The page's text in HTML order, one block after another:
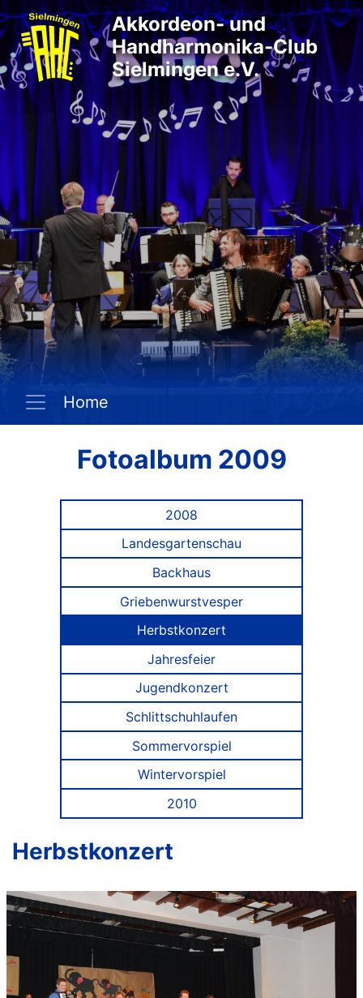
Akkordeon- und
Handharmonika-Club
Sielmingen e.V.
Home
Fotoalbum 2009
2008
Landesgartenschau
Backhaus
Griebenwurstvesper
Herbstkonzert
Jahresfeier
Jugendkonzert
Schlittschuhlaufen
Sommervorspiel
Wintervorspiel
2010
Herbstkonzert